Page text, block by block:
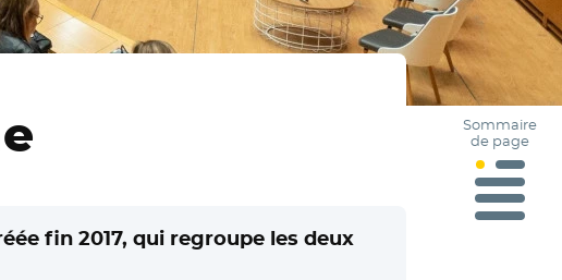
fin 2017, qui regroupe les deux
Sommaire
de page